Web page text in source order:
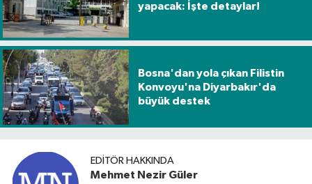
yapacak: İşte detaylar!
Bosna'dan yola çıkan Filistin
Konvoyu'na Diyarbakır'da
büyük destek
EDITÖR HAKKINDA
Mehmet Nezir Güler